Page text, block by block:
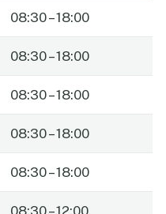
08:30 – 18:00
08:30 – 18:00
08:30 – 18:00
08:30 – 18:00
08:30 – 18:00
08:30 – 12:00